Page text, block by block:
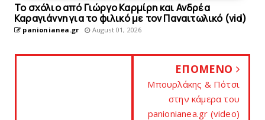
Το σχόλιο από Γιώργο Καρμίρη και Ανδρέα
Καραγιάννη για το φιλικό με τoν Παναιτωλικό (vid)
panionianea.gr August 01, 2026
ΕΠΟΜΕΝΟ
Μπουρλάκης & Πότσι
στην κάμερα του
panionianea.gr (video)